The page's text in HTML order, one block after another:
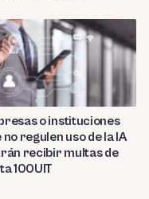
o instituciones
no regulen uso de la IA
recibir multas de
100UIT